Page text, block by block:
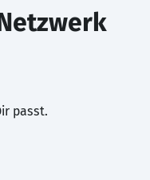
passt.